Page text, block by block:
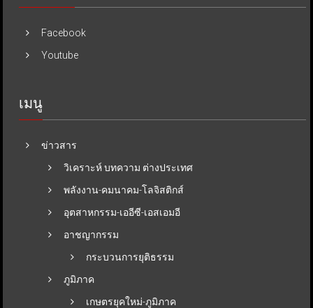
Facebook
Youtube
เมนู
ข่าวสาร
วิเคราะห์ บทความ ต่างประเทศ
พลังงาน-คมนาคม-โลจิสติกส์
อุตสาหกรรม-เออีซี-เอสเอมอี
อาชญากรรม
กระบวนการยุติธรรม
ภูมิภาค
เกษตรยุคใหม่-ภูมิภาค